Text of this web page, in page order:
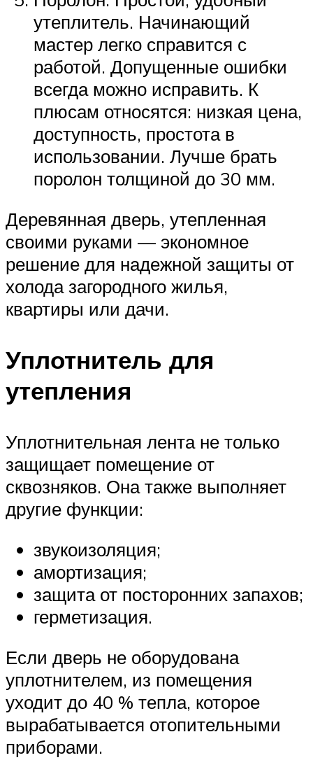
утеплитель. Начинающий
мастер легко справится с
работой. Допущенные ошибки
всегда можно исправить. К
плюсам относятся: низкая цена,
доступность, простота в
использовании. Лучше брать
поролон толщиной до 30 мм.
Деревянная дверь, утепленная
своими руками — экономное
решение для надежной защиты от
холода загородного жилья,
квартиры или дачи.
Уплотнитель для
утепления
Уплотнительная лента не только
защищает помещение от
сквозняков. Она также выполняет
другие функции:
звукоизоляция;
амортизация;
защита от посторонних запахов;
герметизация.
Если дверь не оборудована
уплотнителем, из помещения
уходит до 40 % тепла, которое
вырабатывается отопительными
приборами.